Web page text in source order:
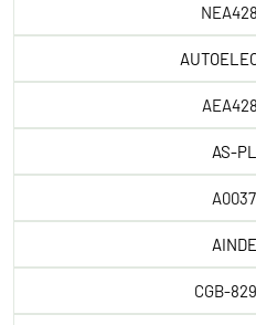
AS-PL
A0037
AINDE
CGB-